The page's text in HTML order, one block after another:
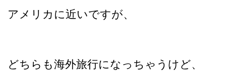
アメリカに近いですが、
どちらも海外旅行になっちゃうけど、